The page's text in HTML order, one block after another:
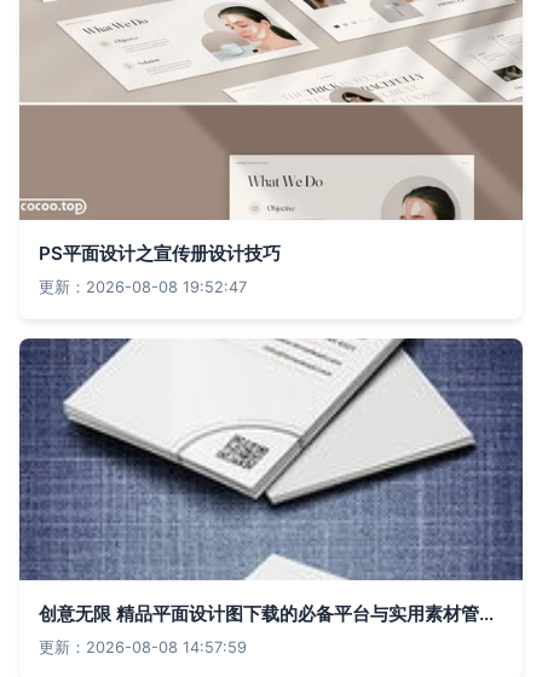
PS平面设计之宣传册设计技巧
更新：2026-08-08 19:52:47
创意无限 精品平面设计图下载的必备平台与实用素材管理策略
更新：2026-08-08 14:57:59